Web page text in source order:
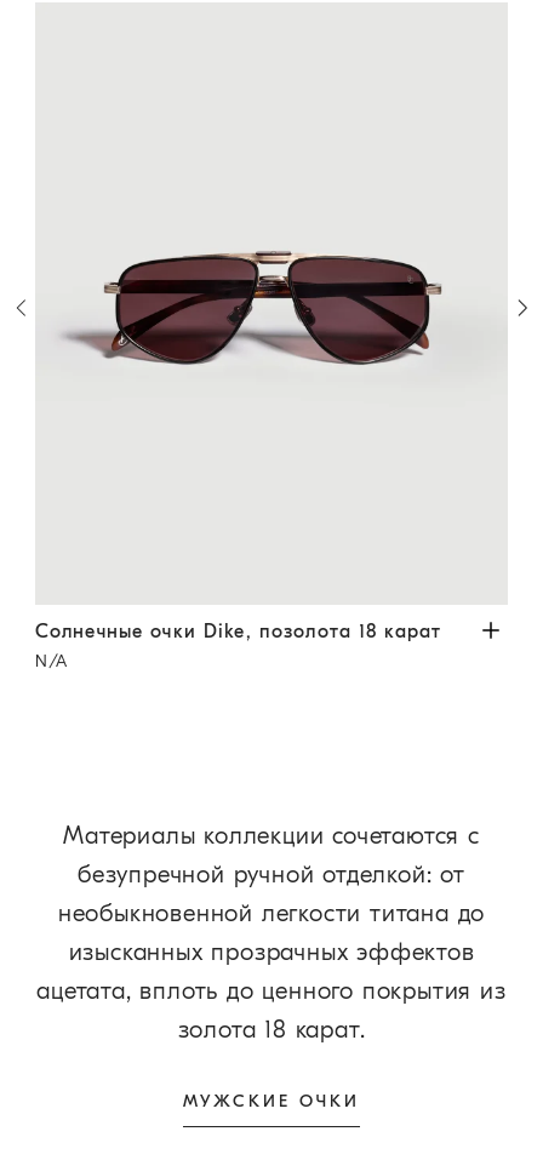
/ Гавана
Солнечные очки Dike, позолота 18 карат Золотистый
Солнечные очки Dike, позолота 18 карат
N/A
Материалы коллекции сочетаются с
безупречной ручной отделкой: от
необыкновенной легкости титана до
изысканных прозрачных эффектов
ацетата, вплоть до ценного покрытия из
золота 18 карат.
МУЖСКИЕ ОЧКИ